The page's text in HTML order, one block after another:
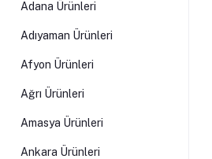
Adana Ürünleri
Adıyaman Ürünleri
Afyon Ürünleri
Ağrı Ürünleri
Amasya Ürünleri
Ankara Ürünleri